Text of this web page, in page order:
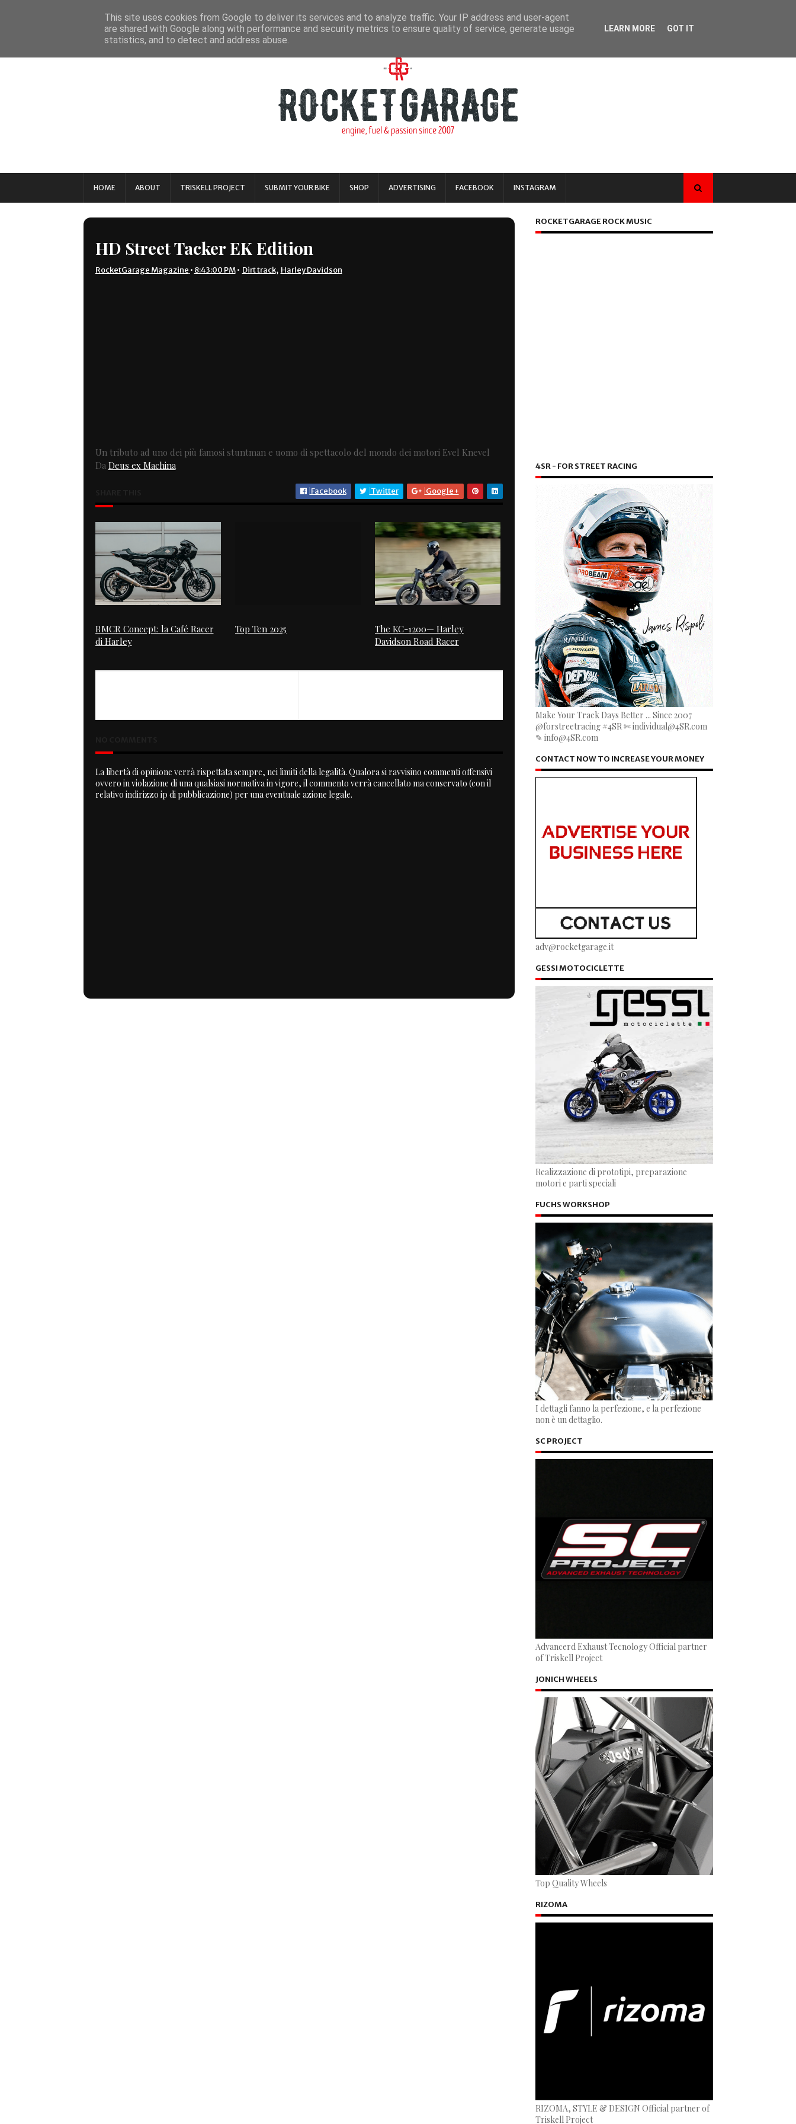
HOME ABOUT TRISKELL PROJECT SUBMIT YOUR BIKE SHOP ADVERTISING FACEBOOK INSTAGRAM
HD Street Tacker EK Edition
RocketGarage Magazine • 8:43:00 PM • Dirt track, Harley Davidson
Un tributo ad uno dei più famosi stuntman e uomo di spettacolo del mondo dei motori Evel Knevel
Da Deus ex Machina
Facebook Twitter Google+
RMCR Concept: la Café Racer
di Harley
Top Ten 2025
The KC-1200— Harley
Davidson Road Racer
La libertà di opinione verrà rispettata sempre, nei limiti della legalità. Qualora si ravvisino commenti offensivi
ovvero in violazione di una qualsiasi normativa in vigore, il commento verrà cancellato ma conservato (con il
relativo indirizzo ip di pubblicazione) per una eventuale azione legale.
ROCKETGARAGE ROCK MUSIC
4SR - FOR STREET RACING
Make Your Track Days Better ... Since 2007
@forstreetracing #4SR ✄ individual@4SR.com
✎ info@4SR.com
CONTACT NOW TO INCREASE YOUR MONEY
adv@rocketgarage.it
GESSI MOTOCICLETTE
Realizzazione di prototipi, preparazione
motori e parti speciali
FUCHS WORKSHOP
I dettagli fanno la perfezione, e la perfezione
non è un dettaglio.
SC PROJECT
Advancerd Exhaust Tecnology Official partner
of Triskell Project
JONICH WHEELS
Top Quality Wheels
RIZOMA
RIZOMA, STYLE & DESIGN Official partner of
Triskell Project
This site uses cookies from Google to deliver its services and to analyze traffic. Your IP address and user-agent
are shared with Google along with performance and security metrics to ensure quality of service, generate usage
statistics, and to detect and address abuse.
LEARN MORE GOT IT